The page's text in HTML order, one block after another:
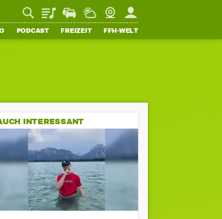
PlaylistStaupilotWetterWebcamMein FFH
PODCAST FREIZEIT FFH-WELT
INTERESSANT